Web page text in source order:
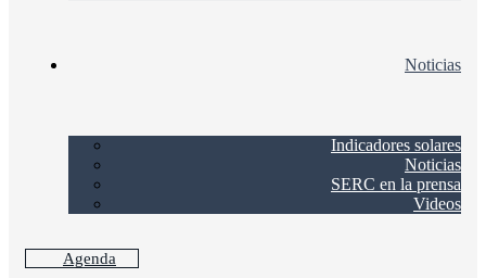
Noticias
Indicadores solares
Noticias
SERC en la prensa
Videos
Agenda